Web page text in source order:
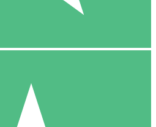
US$1500
10 Download
20